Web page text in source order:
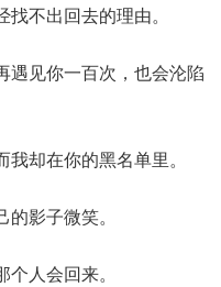
不出回去的理由。
遇见你一百次，也会沦陷
却在你的黑名单里。
影子微笑。
人会回来。